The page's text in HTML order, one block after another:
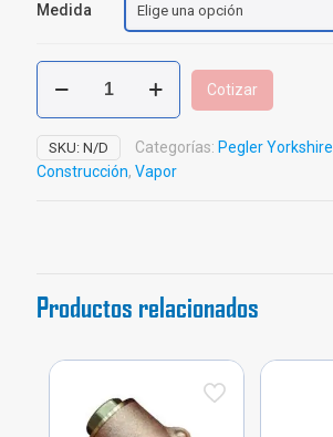
Medida
Válvula
Globo
Bronce
Pegler
Yorkshire
Cotizar
SKU: N/D Categorías: Pegler Yorkshire
Construcción, Vapor
Productos relacionados